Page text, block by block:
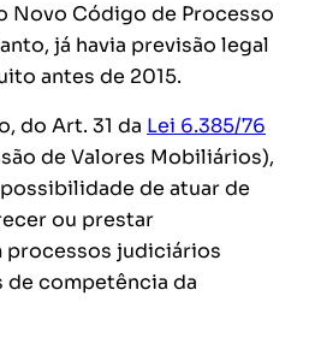
Novo Código de Processo
já havia previsão legal
antes de 2015.
do Art. 31 da Lei 6.385/76
de Valores Mobiliários),
de atuar de
ou prestar
processos judiciários
de competência da